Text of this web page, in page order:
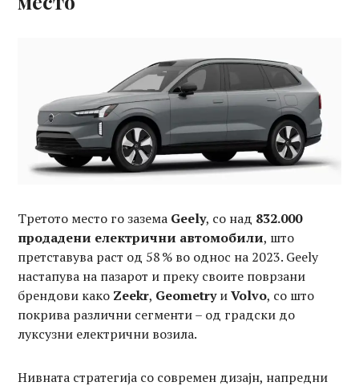
Третото место го зазема Geely, со над 832.000
продадени електрични автомобили, што
претставува раст од 58 % во однос на 2023. Geely
настапува на пазарот и преку своите поврзани
брендови како Zeekr, GeometryиVolvo, со што
покрива различни сегменти – од градски до
луксузни електрични возила.
Нивната стратегија со современ дизајн, напредни